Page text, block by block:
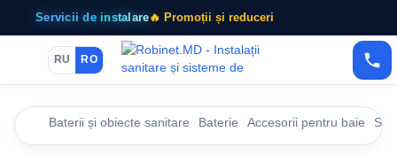
Servicii de instalare🔥 Promoții și reduceri
RU RO
Baterii și obiecte sanitare Baterie Accesorii pentru baie